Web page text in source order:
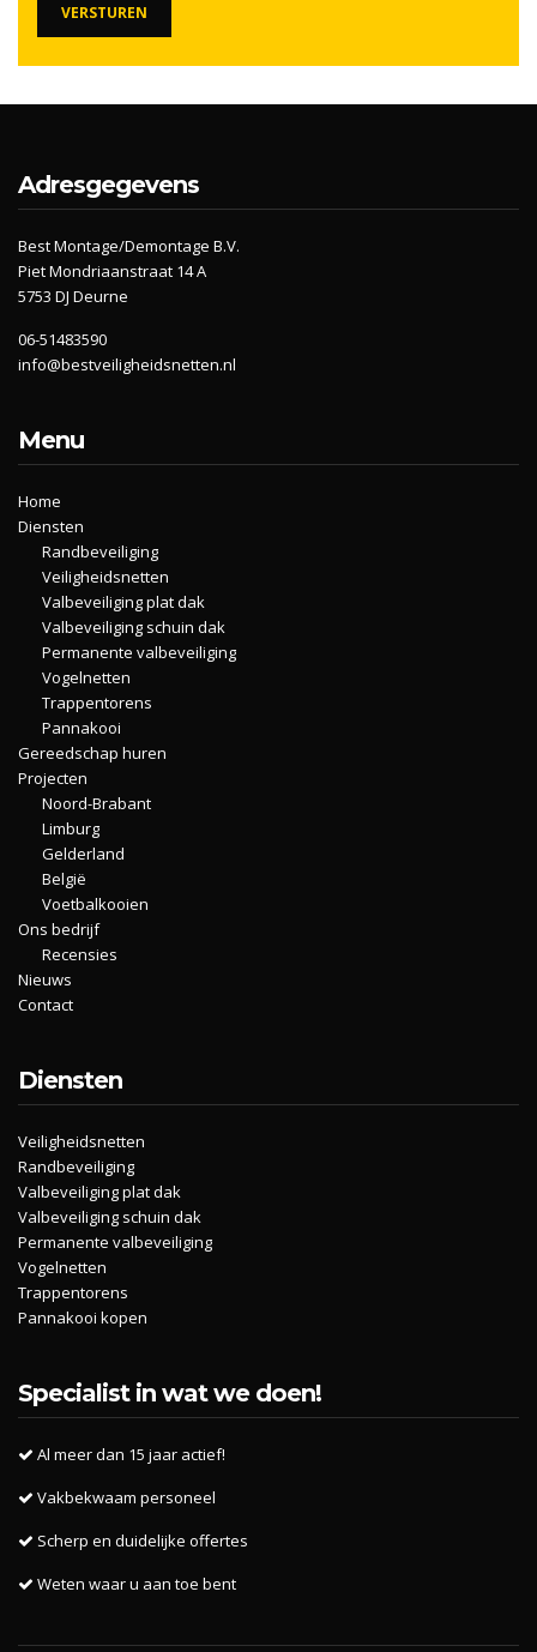
Adresgegevens
Best Montage/Demontage B.V.
Piet Mondriaanstraat 14 A
5753 DJ Deurne
06-51483590
info@bestveiligheidsnetten.nl
Menu
Home
Diensten
Randbeveiliging
Veiligheidsnetten
Valbeveiliging plat dak
Valbeveiliging schuin dak
Permanente valbeveiliging
Vogelnetten
Trappentorens
Pannakooi
Gereedschap huren
Projecten
Noord-Brabant
Limburg
Gelderland
België
Voetbalkooien
Ons bedrijf
Recensies
Nieuws
Contact
Diensten
Veiligheidsnetten
Randbeveiliging
Valbeveiliging plat dak
Valbeveiliging schuin dak
Permanente valbeveiliging
Vogelnetten
Trappentorens
Pannakooi kopen
Specialist in wat we doen!
Al meer dan 15 jaar actief!
Vakbekwaam personeel
Scherp en duidelijke offertes
Weten waar u aan toe bent